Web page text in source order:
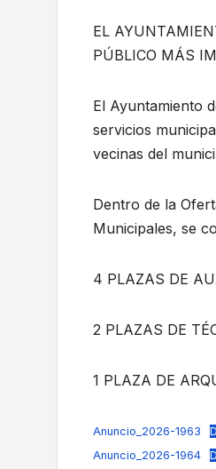
EL
PÚBLICO MÁS
El Ayuntamiento
servicios
vecinas del
Dentro de la
Municipales, se
4 PLAZAS DE
2 PLAZAS DE
1 PLAZA DE
Anuncio_2026-1963
Anuncio_2026-1964